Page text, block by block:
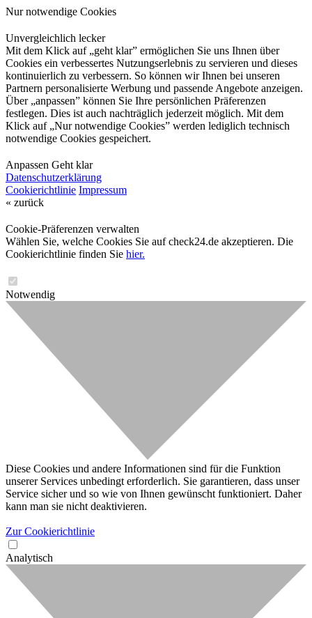
Nur notwendige Cookies
Unvergleichlich lecker
Mit dem Klick auf „geht klar” ermöglichen Sie uns Ihnen über
Cookies ein verbessertes Nutzungserlebnis zu servieren und dieses
kontinuierlich zu verbessern. So können wir Ihnen bei unseren
Partnern personalisierte Werbung und passende Angebote anzeigen.
Über „anpassen” können Sie Ihre persönlichen Präferenzen
festlegen. Dies ist auch nachträglich jederzeit möglich. Mit dem
Klick auf „Nur notwendige Cookies” werden lediglich technisch
notwendige Cookies gespeichert.
Anpassen Geht klar
Datenschutzerklärung
Cookierichtlinie Impressum
« zurück
Cookie-Präferenzen verwalten
Wählen Sie, welche Cookies Sie auf check24.de akzeptieren. Die
Cookierichtlinie finden Sie hier.
Notwendig
Diese Cookies und andere Informationen sind für die Funktion
unserer Services unbedingt erforderlich. Sie garantieren, dass unser
Service sicher und so wie von Ihnen gewünscht funktioniert. Daher
kann man sie nicht deaktivieren.
Zur Cookierichtlinie
Analytisch